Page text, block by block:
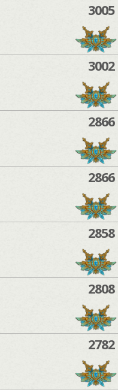
3005
3002
2866
2866
2858
2808
2782